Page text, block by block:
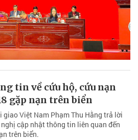
tin về cứu hộ, cứu nạn
gặp nạn trên biển
giao Việt Nam Phạm Thu Hằng trả lời
cập nhật thông tin liên quan đến
trên biển.